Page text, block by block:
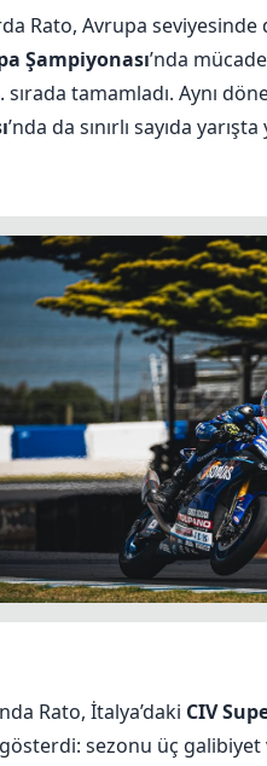
Rato, Avrupa seviyesinde
Şampiyonası’nda
tamamladı. Aynı
’nda da sınırlı sayıda yarışta
Rato, İtalya’daki CIV
sezonu üç galibiyet